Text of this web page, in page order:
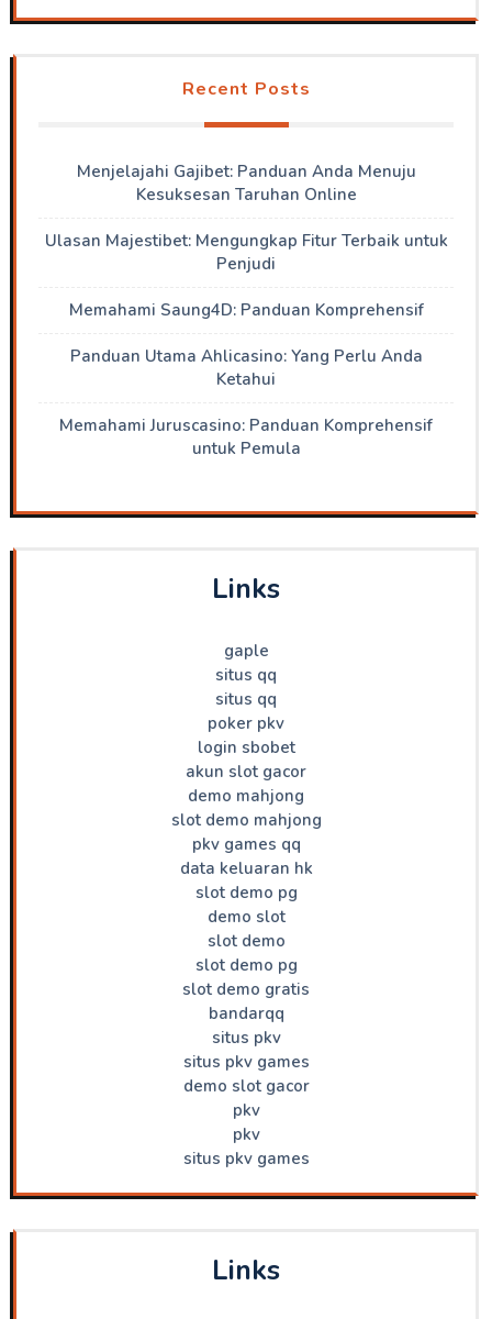
Recent Posts
Menjelajahi Gajibet: Panduan Anda Menuju
Kesuksesan Taruhan Online
Ulasan Majestibet: Mengungkap Fitur Terbaik untuk
Penjudi
Memahami Saung4D: Panduan Komprehensif
Panduan Utama Ahlicasino: Yang Perlu Anda
Ketahui
Memahami Juruscasino: Panduan Komprehensif
untuk Pemula
Links
gaple
situs qq
situs qq
poker pkv
login sbobet
akun slot gacor
demo mahjong
slot demo mahjong
pkv games qq
data keluaran hk
slot demo pg
demo slot
slot demo
slot demo pg
slot demo gratis
bandarqq
situs pkv
situs pkv games
demo slot gacor
pkv
pkv
situs pkv games
Links